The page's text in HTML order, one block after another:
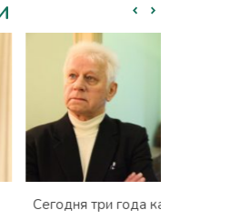
Владимир